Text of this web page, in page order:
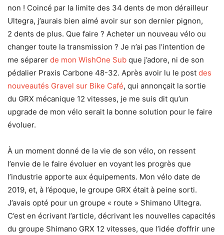
non ! Coincé par la limite des 34 dents de mon dérailleur
Ultegra, j’aurais bien aimé avoir sur son dernier pignon,
2 dents de plus. Que faire ? Acheter un nouveau vélo ou
changer toute la transmission ? Je n’ai pas l’intention de
me séparer de mon WishOne Sub que j’adore, ni de son
pédalier Praxis Carbone 48-32. Après avoir lu le post des
nouveautés Gravel sur Bike Café, qui annonçait la sortie
du GRX mécanique 12 vitesses, je me suis dit qu’un
upgrade de mon vélo serait la bonne solution pour le faire
évoluer.
À un moment donné de la vie de son vélo, on ressent
l’envie de le faire évoluer en voyant les progrès que
l’industrie apporte aux équipements. Mon vélo date de
2019, et, à l’époque, le groupe GRX était à peine sorti.
J’avais opté pour un groupe « route » Shimano Ultegra.
C’est en écrivant l’article, décrivant les nouvelles capacités
du groupe Shimano GRX 12 vitesses, que l’idée d’offrir une